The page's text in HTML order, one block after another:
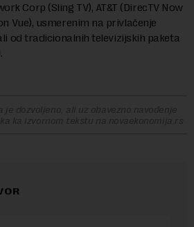
Corp (Sling TV), AT&T (DirecTV Now
Vue), usmerenim na privlačenje
od tradicionalnih televizijskih paketa
je dozvoljeno, ali uz obavezno navođenje
ka izvornom tekstu na novaekonomija.rs